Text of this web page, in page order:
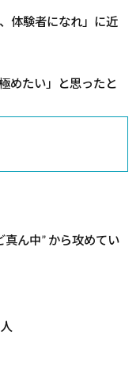
体験者になれ」に近
めたい」と思ったと
真ん中” から攻めてい